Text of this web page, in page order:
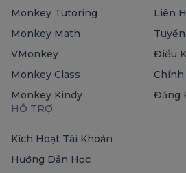
Monkey Tutoring
Monkey Math
VMonkey
Monkey Class
Monkey Kindy
Liên
Điều
Chính
Đăng
HỖ TRỢ
Kích Hoạt Tài Khoản
Hướng Dẫn Học